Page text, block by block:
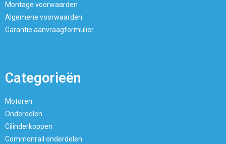
Montage voorwaarden
Algemene voorwaarden
Garantie aanvraagformulier
Categorieën
Motoren
Onderdelen
Cilinderkoppen
Commonrail onderdelen